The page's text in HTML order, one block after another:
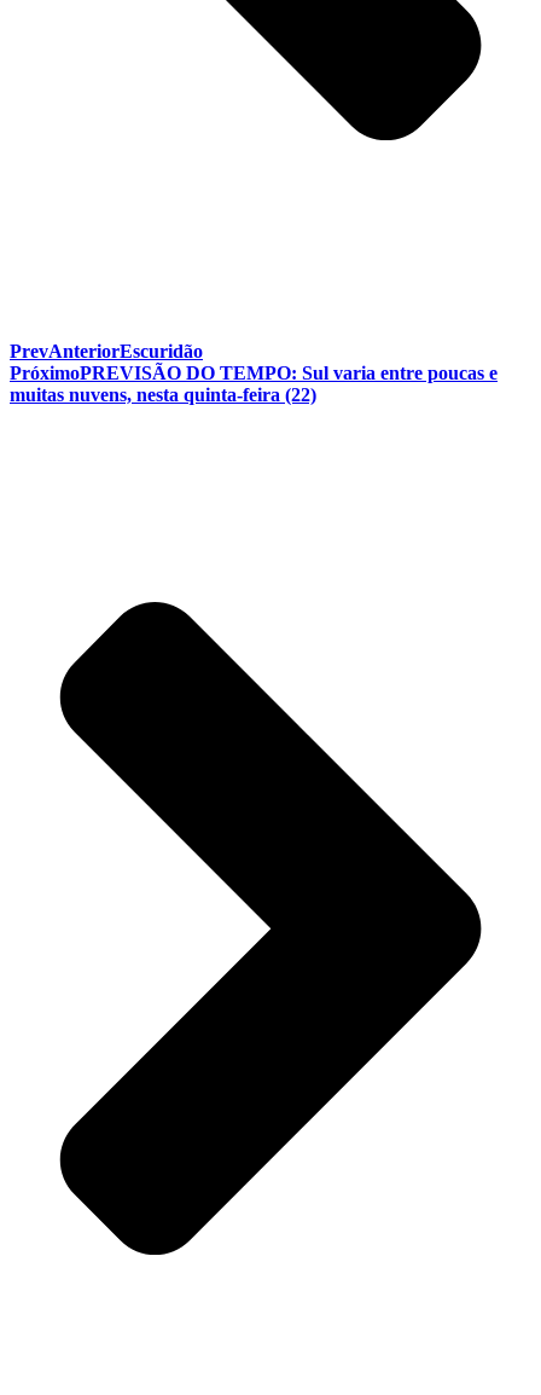
PrevAnteriorEscuridão
PróximoPREVISÃO DO TEMPO: Sul varia entre poucas e
muitas nuvens, nesta quinta-feira (22)